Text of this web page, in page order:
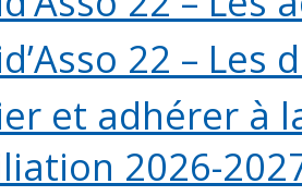
22 – Les
et adhérer à
2026-